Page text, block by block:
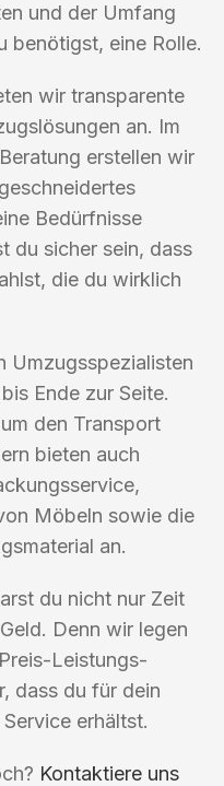
und der Umfang
benötigst, eine Rolle.
wir transparente
an. Im
erstellen wir
Bedürfnisse
du sicher sein, dass
die du wirklich
Umzugsspezialisten
Ende zur Seite.
den Transport
bieten auch
Möbeln sowie die
an.
du nicht nur Zeit
Denn wir legen
Leistungs-
dass du für dein
erhältst.
Kontaktiere uns